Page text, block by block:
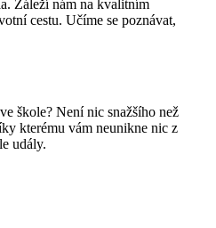
Záleží nám na kvalitním
cestu. Učíme se poznávat,
škole? Není nic snažšího než
kterému vám neunikne nic z
udály.